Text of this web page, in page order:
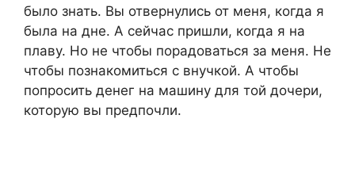
было знать. Вы отвернулись от меня, когда я
была на дне. А сейчас пришли, когда я на
плаву. Но не чтобы порадоваться за меня. Не
чтобы познакомиться с внучкой. А чтобы
попросить денег на машину для той дочери,
которую вы предпочли.